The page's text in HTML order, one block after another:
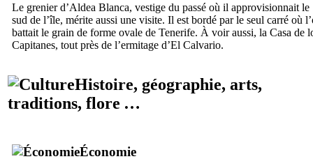
Le grenier d’Aldea Blanca, vestige du passé où il approvisionnait le
sud de l’île, mérite aussi une visite. Il est bordé par le seul carré où
battait le grain de forme ovale de Tenerife. À voir aussi, la Casa de
Capitanes, tout près de l’ermitage d’El Calvario.
Histoire, géographie, arts,
traditions, flore …
Économie